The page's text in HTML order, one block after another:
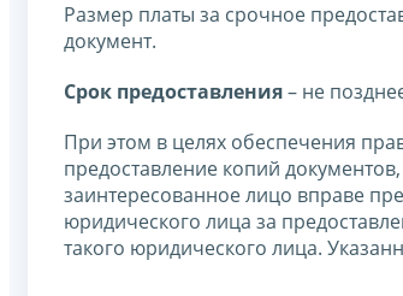
Размер платы за срочное
документ.
Срок предоставления– не
При этом в целях обеспечения
предоставление копий
заинтересованное лицо вправе
юридического лица за
такого юридического лица.